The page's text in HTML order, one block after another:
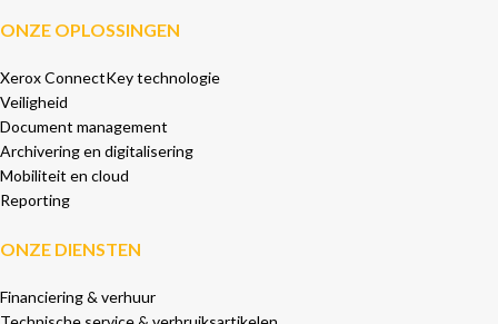
ONZE OPLOSSINGEN
Xerox ConnectKey technologie
Veiligheid
Document management
Archivering en digitalisering
Mobiliteit en cloud
Reporting
ONZE DIENSTEN
Financiering & verhuur